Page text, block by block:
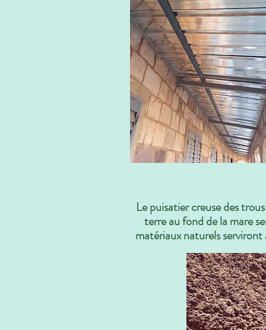
Le puisatier creuse des
terre au fond de la mare
matériaux naturels